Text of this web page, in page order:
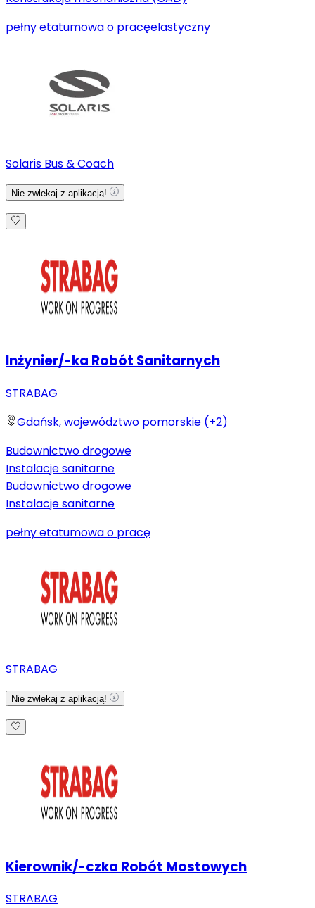
pełny etatumowa o pracęelastyczny
Solaris Bus & Coach
Nie zwlekaj z aplikacją!
Inżynier/-ka Robót Sanitarnych
STRABAG
Gdańsk, województwo pomorskie (+2)
Budownictwo drogowe
Instalacje sanitarne
Budownictwo drogowe
Instalacje sanitarne
pełny etatumowa o pracę
STRABAG
Nie zwlekaj z aplikacją!
Kierownik/-czka Robót Mostowych
STRABAG